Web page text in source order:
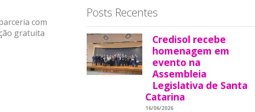
com
gratuita
Posts Recentes
Credisol recebe
homenagem em
evento na
Assembleia
Legislativa de Santa
Catarina
16/06/2026